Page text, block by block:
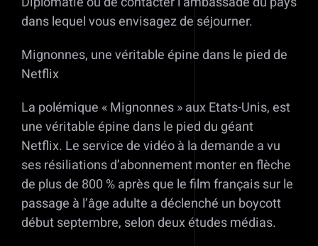
dans lequel vous envisagez de séjourner.
Mignonnes, une véritable épine dans le pied de
Netflix
La polémique « Mignonnes » aux Etats-Unis, est
une véritable épine dans le pied du géant
Netflix. Le service de vidéo à la demande a vu
ses résiliations d’abonnement monter en flèche
de plus de 800 % après que le film français sur le
passage à l’âge adulte a déclenché un boycott
début septembre, selon deux études médias.